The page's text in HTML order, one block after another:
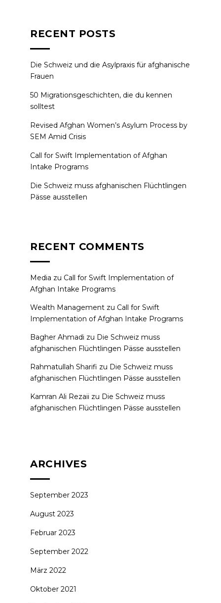
RECENT POSTS
Die Schweiz und die Asylpraxis für afghanische
Frauen
50 Migrationsgeschichten, die du kennen
solltest
Revised Afghan Women’s Asylum Process by
SEM Amid Crisis
Call for Swift Implementation of Afghan
Intake Programs
Die Schweiz muss afghanischen Flüchtlingen
Pässe ausstellen
RECENT COMMENTS
Media zu Call for Swift Implementation of
Afghan Intake Programs
Wealth Management zu Call for Swift
Implementation of Afghan Intake Programs
Bagher Ahmadi zu Die Schweiz muss
afghanischen Flüchtlingen Pässe ausstellen
Rahmatullah Sharifi zu Die Schweiz muss
afghanischen Flüchtlingen Pässe ausstellen
Kamran Ali Rezaii zu Die Schweiz muss
afghanischen Flüchtlingen Pässe ausstellen
ARCHIVES
September 2023
August 2023
Februar 2023
September 2022
März 2022
Oktober 2021